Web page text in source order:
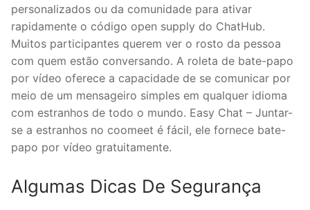
personalizados ou da comunidade para ativar
rapidamente o código open supply do ChatHub.
Muitos participantes querem ver o rosto da pessoa
com quem estão conversando. A roleta de bate-papo
por vídeo oferece a capacidade de se comunicar por
meio de um mensageiro simples em qualquer idioma
com estranhos de todo o mundo. Easy Chat – Juntar-
se a estranhos no coomeet é fácil, ele fornece bate-
papo por vídeo gratuitamente.
Algumas Dicas De Segurança